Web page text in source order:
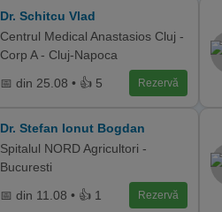
Dr. Schitcu Vlad
Centrul Medical Anastasios Cluj -
Corp A - Cluj-Napoca
📅 din 25.08 • 👍 5
Rezervă
Dr. Stefan Ionut Bogdan
Spitalul NORD Agricultori -
Bucuresti
📅 din 11.08 • 👍 1
Rezervă